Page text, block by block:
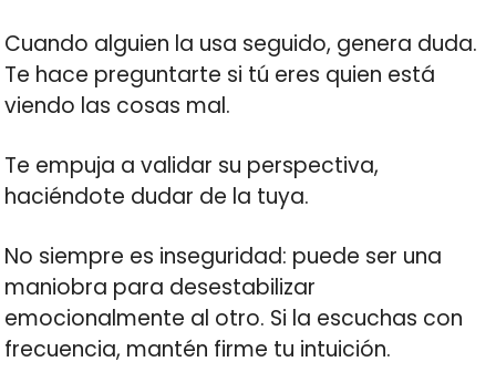
Cuando alguien la usa seguido, genera duda.
Te hace preguntarte si tú eres quien está
viendo las cosas mal.
Te empuja a validar su perspectiva,
haciéndote dudar de la tuya.
No siempre es inseguridad: puede ser una
maniobra para desestabilizar
emocionalmente al otro. Si la escuchas con
frecuencia, mantén firme tu intuición.